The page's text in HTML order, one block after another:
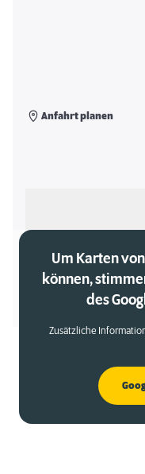
Anfahrt planen
Um Karten
können,
des
Zusätzliche